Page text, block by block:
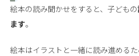
絵本の読み聞かせをすると、子どもの
ます。
絵本はイラストと一緒に読み進めるた